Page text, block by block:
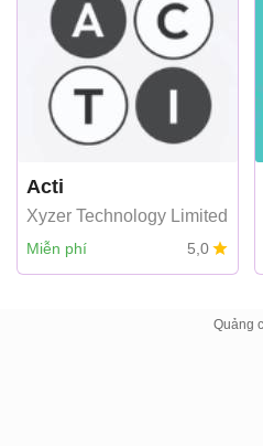
Acti
Xyzer Technology Limited
Miễn phí 5,0